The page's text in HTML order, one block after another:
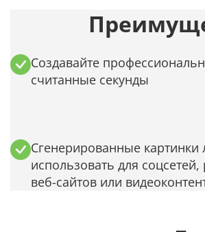
Создавайте
считанные секунды
Сгенерированные картинки
использовать для
веб-сайтов или